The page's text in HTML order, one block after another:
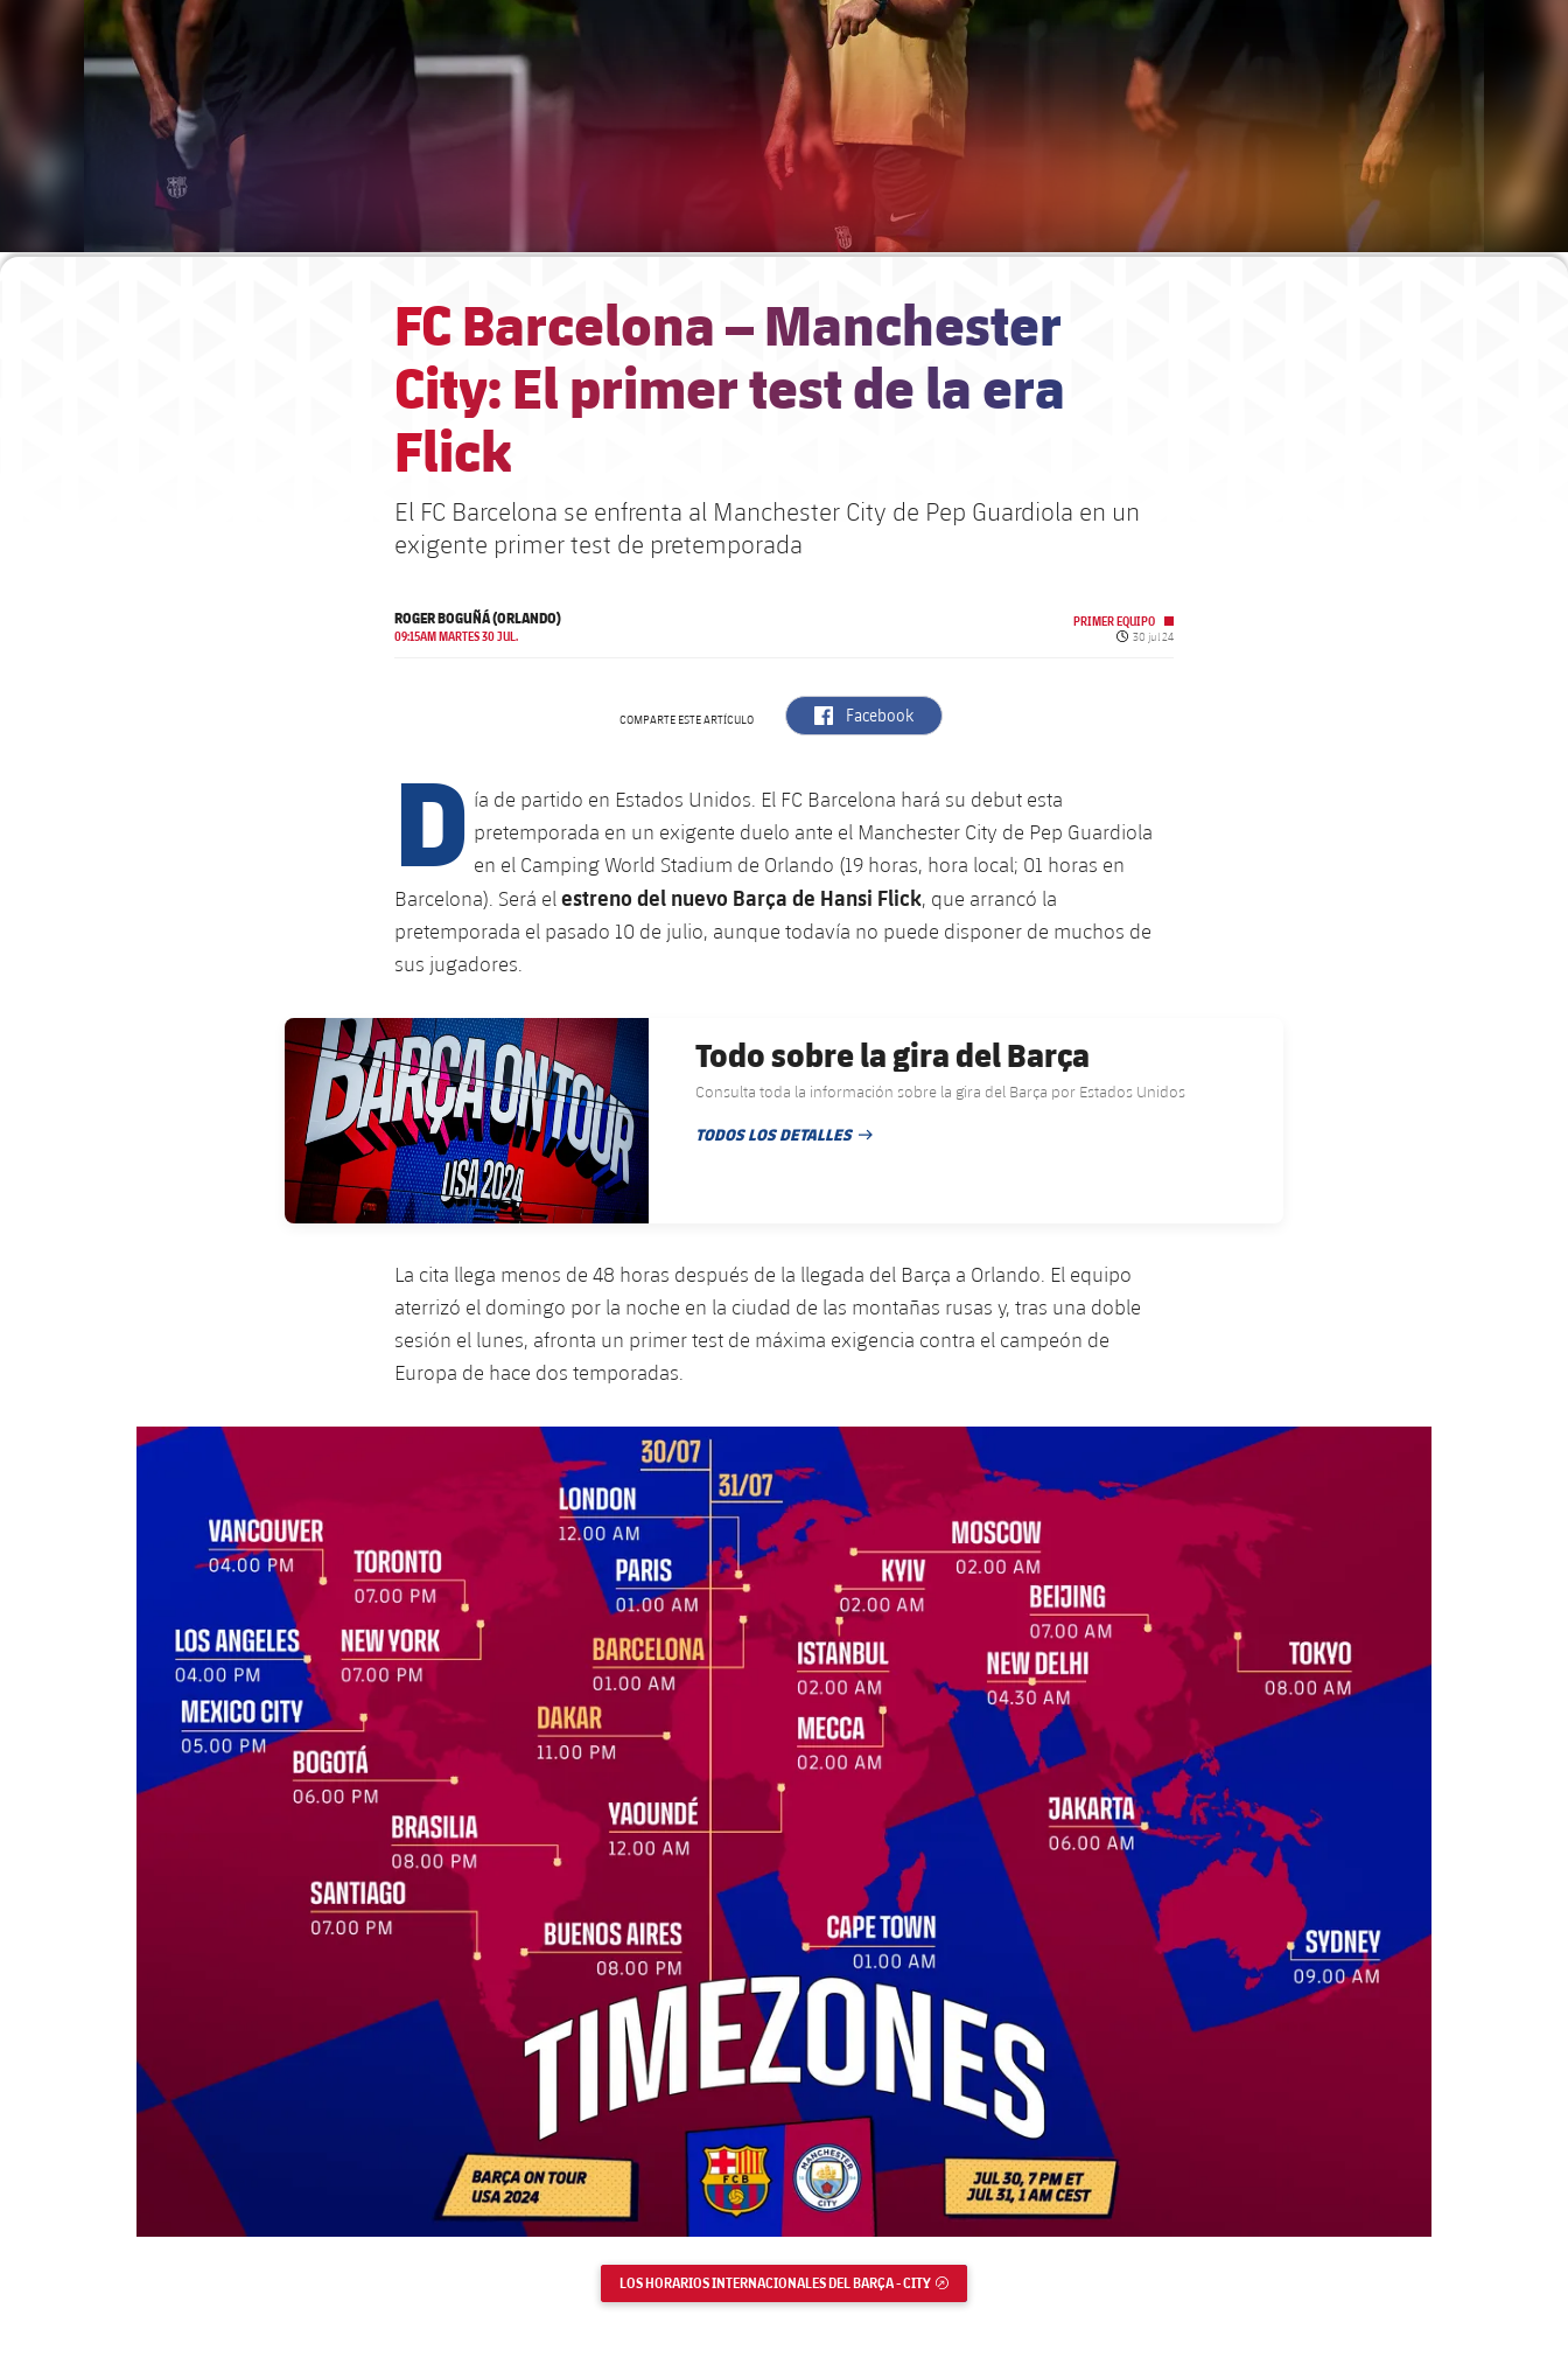
FC Barcelona – Manchester
City: El primer test de la era
Flick
El FC Barcelona se enfrenta al Manchester City de Pep Guardiola en un
exigente primer test de pretemporada
ROGER BOGUÑÁ (ORLANDO)
09:15AM MARTES 30 JUL.
PRIMER EQUIPO
Fecha de publicación
30 jul 24
COMPARTE ESTE ARTÍCULO label.aria.facebook
Facebook
D ía de partido en Estados Unidos. El FC Barcelona hará su debut esta
pretemporada en un exigente duelo ante el Manchester City de Pep Guardiola
en el Camping World Stadium de Orlando (19 horas, hora local; 01 horas en
Barcelona). Será elestreno del nuevo Barça de Hansi Flick, que arrancó la
pretemporada el pasado 10 de julio, aunque todavía no puede disponer de muchos de
sus jugadores.
FC Barcelona club badge
Todo sobre la gira del Barça
Consulta toda la información sobre la gira del Barça por Estados Unidos
TODOS LOS DETALLES
FECHA DE PUBLICACIÓN
La cita llega menos de 48 horas después de la llegada del Barça a Orlando. El equipo
aterrizó el domingo por la noche en la ciudad de las montañas rusas y, tras una doble
sesión el lunes, afronta un primer test de máxima exigencia contra el campeón de
Europa de hace dos temporadas.
LOS HORARIOS INTERNACIONALES DEL BARÇA - CITY